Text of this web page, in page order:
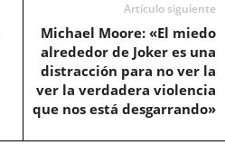
Artículo siguiente
Michael Moore: «El miedo
alrededor de Joker es una
distracción para no ver la
ver la verdadera violencia
que nos está desgarrando»